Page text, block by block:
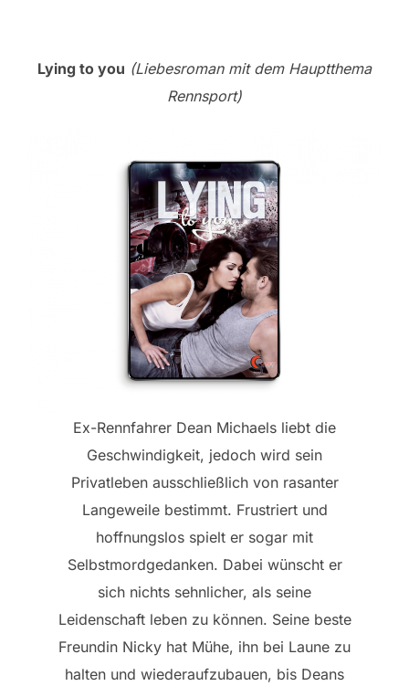
Lying to you (Liebesroman mit dem Hauptthema
Rennsport)
Ex-Rennfahrer Dean Michaels liebt die
Geschwindigkeit, jedoch wird sein
Privatleben ausschließlich von rasanter
Langeweile bestimmt. Frustriert und
hoffnungslos spielt er sogar mit
Selbstmordgedanken. Dabei wünscht er
sich nichts sehnlicher, als seine
Leidenschaft leben zu können. Seine beste
Freundin Nicky hat Mühe, ihn bei Laune zu
halten und wiederaufzubauen, bis Deans